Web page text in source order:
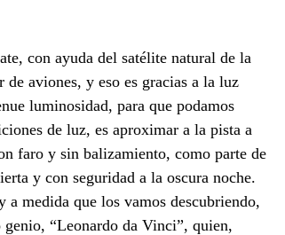
con ayuda del satélite natural de la
aviones, y eso es gracias a la luz
luminosidad, para que podamos
de luz, es aproximar a la pista a
faro y sin balizamiento, como parte de
y con seguridad a la oscura noche.
a medida que los vamos descubriendo,
“Leonardo da Vinci”, quien,